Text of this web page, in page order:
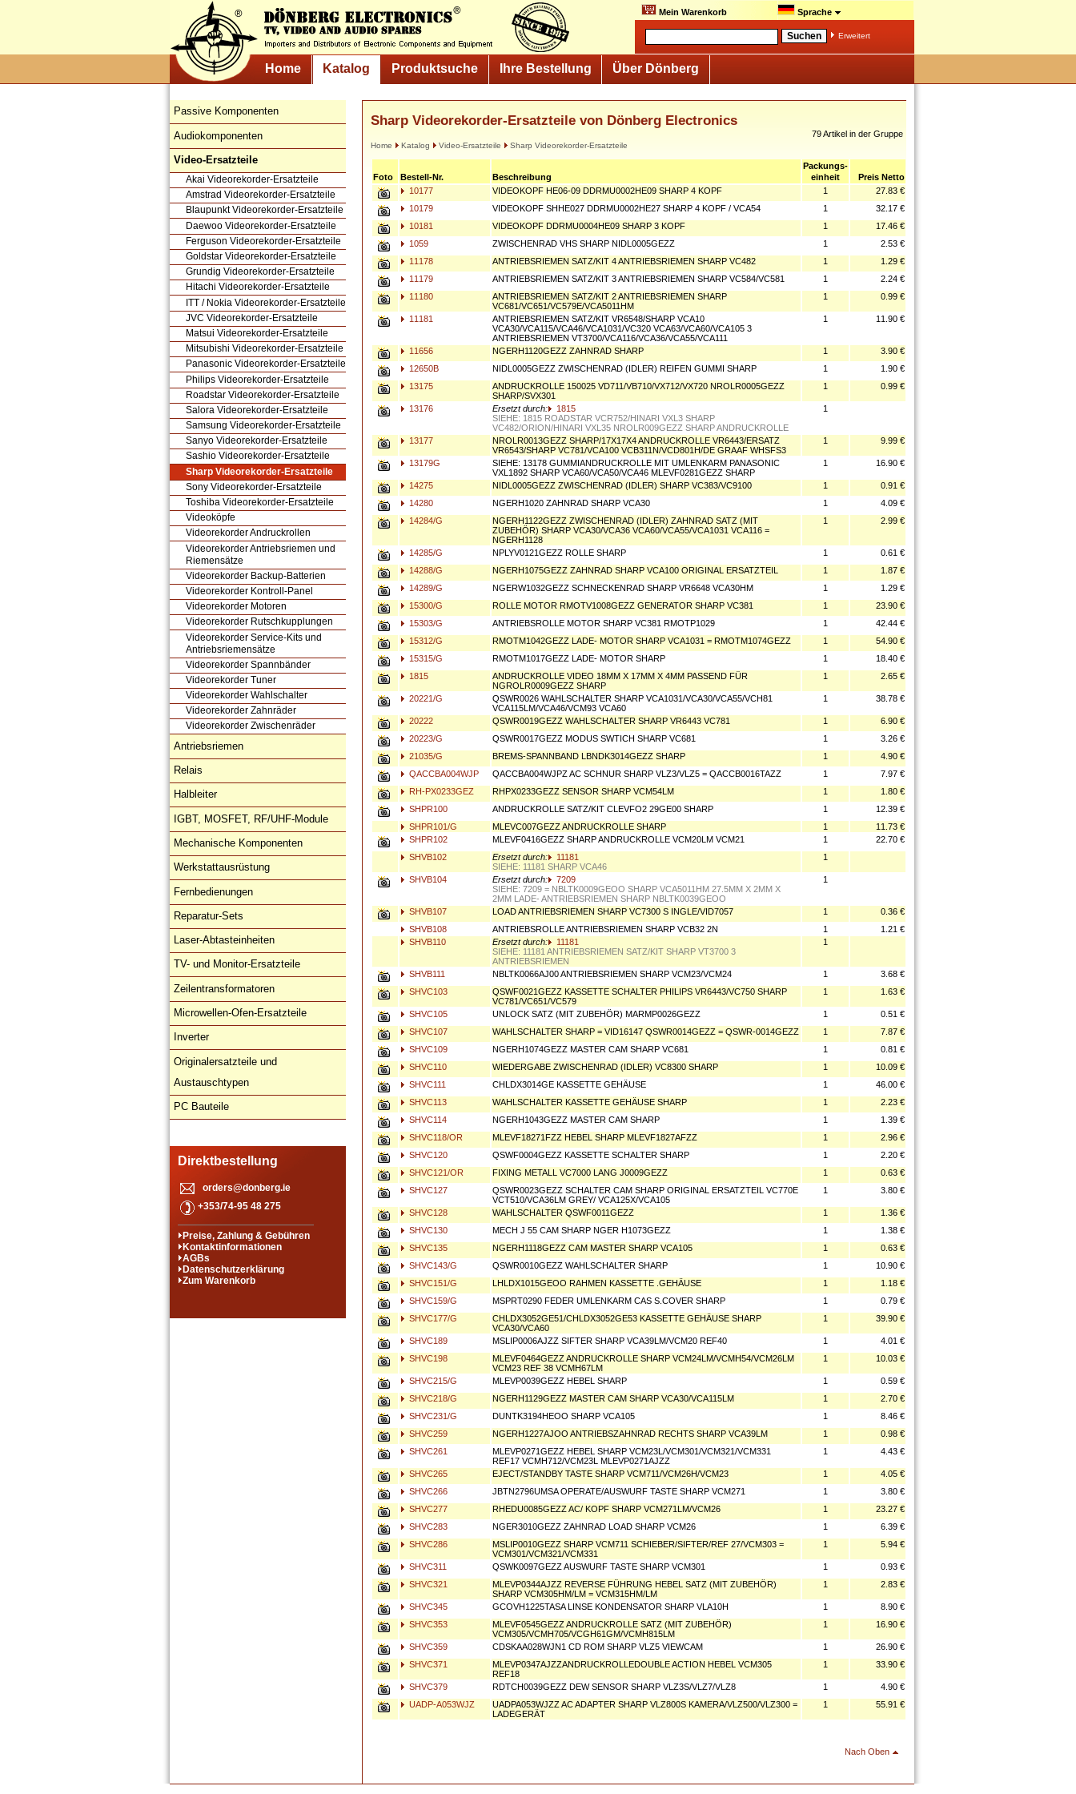
Mein Warenkorb Sprache
Erweitert
Home Katalog Produktsuche Ihre Bestellung Über Dönberg
Passive Komponenten
Audiokomponenten
Video-Ersatzteile
Akai Videorekorder-Ersatzteile
Amstrad Videorekorder-Ersatzteile
Blaupunkt Videorekorder-Ersatzteile
Daewoo Videorekorder-Ersatzteile
Ferguson Videorekorder-Ersatzteile
Goldstar Videorekorder-Ersatzteile
Grundig Videorekorder-Ersatzteile
Hitachi Videorekorder-Ersatzteile
ITT / Nokia Videorekorder-Ersatzteile
JVC Videorekorder-Ersatzteile
Matsui Videorekorder-Ersatzteile
Mitsubishi Videorekorder-Ersatzteile
Panasonic Videorekorder-Ersatzteile
Philips Videorekorder-Ersatzteile
Roadstar Videorekorder-Ersatzteile
Salora Videorekorder-Ersatzteile
Samsung Videorekorder-Ersatzteile
Sanyo Videorekorder-Ersatzteile
Sashio Videorekorder-Ersatzteile
Sharp Videorekorder-Ersatzteile
Sony Videorekorder-Ersatzteile
Toshiba Videorekorder-Ersatzteile
Videoköpfe
Videorekorder Andruckrollen
Videorekorder Antriebsriemen und
Riemensätze
Videorekorder Backup-Batterien
Videorekorder Kontroll-Panel
Videorekorder Motoren
Videorekorder Rutschkupplungen
Videorekorder Service-Kits und
Antriebsriemensätze
Videorekorder Spannbänder
Videorekorder Tuner
Videorekorder Wahlschalter
Videorekorder Zahnräder
Videorekorder Zwischenräder
Antriebsriemen
Relais
Halbleiter
IGBT, MOSFET, RF/UHF-Module
Mechanische Komponenten
Werkstattausrüstung
Fernbedienungen
Reparatur-Sets
Laser-Abtasteinheiten
TV- und Monitor-Ersatzteile
Zeilentransformatoren
Microwellen-Ofen-Ersatzteile
Inverter
Originalersatzteile und
Austauschtypen
PC Bauteile
Direktbestellung
orders@donberg.ie
+353/74-95 48 275
Preise, Zahlung & Gebühren
Kontaktinformationen
AGBs
Datenschutzerklärung
Zum Warenkorb
Sharp Videorekorder-Ersatzteile von Dönberg Electronics
Home Katalog Video-Ersatzteile Sharp Videorekorder-Ersatzteile
79 Artikel in der Gruppe
Foto Bestell-Nr. Beschreibung
Packungs-
einheit
Preis Netto
10177
VIDEOKOPF HE06-09 DDRMU0002HE09 SHARP 4 KOPF 1
27.83 €
10179
VIDEOKOPF SHHE027 DDRMU0002HE27 SHARP 4 KOPF / VCA54 1
32.17 €
10181
VIDEOKOPF DDRMU0004HE09 SHARP 3 KOPF 1
17.46 €
1059
ZWISCHENRAD VHS SHARP NIDL0005GEZZ 1
2.53 €
11178
ANTRIEBSRIEMEN SATZ/KIT 4 ANTRIEBSRIEMEN SHARP VC482 1
1.29 €
11179
ANTRIEBSRIEMEN SATZ/KIT 3 ANTRIEBSRIEMEN SHARP VC584/VC581 1
2.24 €
11180
ANTRIEBSRIEMEN SATZ/KIT 2 ANTRIEBSRIEMEN SHARP
VC681/VC651/VC579E/VCA5011HM
1 0.99 €
11181
ANTRIEBSRIEMEN SATZ/KIT VR6548/SHARP VCA10
VCA30/VCA115/VCA46/VCA1031/VC320 VCA63/VCA60/VCA105 3
ANTRIEBSRIEMEN VT3700/VCA116/VCA36/VCA55/VCA111
1 11.90 €
11656 NGERH1120GEZZ ZAHNRAD SHARP 1
3.90 €
12650B
NIDL0005GEZZ ZWISCHENRAD (IDLER) REIFEN GUMMI SHARP 1
1.90 €
13175
ANDRUCKROLLE 150025 VD711/VB710/VX712/VX720 NROLR0005GEZZ
SHARP/SVX301
1 0.99 €
13176 Ersetzt durch:
1815
SIEHE: 1815 ROADSTAR VCR752/HINARI VXL3 SHARP
VC482/ORION/HINARI VXL35 NROLR009GEZZ SHARP ANDRUCKROLLE
1
13177
NROLR0013GEZZ SHARP/17X17X4 ANDRUCKROLLE VR6443/ERSATZ
VR6543/SHARP VC781/VCA100 VCB311N/VCD801H/DE GRAAF WHSFS3
1 9.99 €
13179G
SIEHE: 13178 GUMMIANDRUCKROLLE MIT UMLENKARM PANASONIC
VXL1892 SHARP VCA60/VCA50/VCA46 MLEVF0281GEZZ SHARP
1 16.90 €
14275 NIDL0005GEZZ ZWISCHENRAD (IDLER) SHARP VC383/VC9100 1
0.91 €
14280
NGERH1020 ZAHNRAD SHARP VCA30 1
4.09 €
14284/G
NGERH1122GEZZ ZWISCHENRAD (IDLER) ZAHNRAD SATZ (MIT
ZUBEHÖR) SHARP VCA30/VCA36 VCA60/VCA55/VCA1031 VCA116 =
NGERH1128
1 2.99 €
14285/G NPLYV0121GEZZ ROLLE SHARP 1
0.61 €
14288/G
NGERH1075GEZZ ZAHNRAD SHARP VCA100 ORIGINAL ERSATZTEIL 1
1.87 €
14289/G
NGERW1032GEZZ SCHNECKENRAD SHARP VR6648 VCA30HM 1
1.29 €
15300/G
ROLLE MOTOR RMOTV1008GEZZ GENERATOR SHARP VC381 1
23.90 €
15303/G
ANTRIEBSROLLE MOTOR SHARP VC381 RMOTP1029 1
42.44 €
15312/G
RMOTM1042GEZZ LADE- MOTOR SHARP VCA1031 = RMOTM1074GEZZ 1
54.90 €
15315/G
RMOTM1017GEZZ LADE- MOTOR SHARP 1
18.40 €
1815
ANDRUCKROLLE VIDEO 18MM X 17MM X 4MM PASSEND FÜR
NGROLR0009GEZZ SHARP
1 2.65 €
20221/G
QSWR0026 WAHLSCHALTER SHARP VCA1031/VCA30/VCA55/VCH81
VCA115LM/VCA46/VCM93 VCA60
1 38.78 €
20222 QSWR0019GEZZ WAHLSCHALTER SHARP VR6443 VC781 1
6.90 €
20223/G
QSWR0017GEZZ MODUS SWTICH SHARP VC681 1
3.26 €
21035/G
BREMS-SPANNBAND LBNDK3014GEZZ SHARP 1
4.90 €
QACCBA004WJP
QACCBA004WJPZ AC SCHNUR SHARP VLZ3/VLZ5 = QACCB0016TAZZ 1
7.97 €
RH-PX0233GEZ
RHPX0233GEZZ SENSOR SHARP VCM54LM 1
1.80 €
SHPR100
ANDRUCKROLLE SATZ/KIT CLEVFO2 29GE00 SHARP 1
12.39 €
SHPR101/G
MLEVC007GEZZ ANDRUCKROLLE SHARP 1
11.73 €
SHPR102
MLEVF0416GEZZ SHARP ANDRUCKROLLE VCM20LM VCM21 1
22.70 €
SHVB102
Ersetzt durch:
11181
SIEHE: 11181 SHARP VCA46
1
SHVB104 Ersetzt durch:
7209
SIEHE: 7209 = NBLTK0009GEOO SHARP VCA5011HM 27.5MM X 2MM X
2MM LADE- ANTRIEBSRIEMEN SHARP NBLTK0039GEOO
1
SHVB107 LOAD ANTRIEBSRIEMEN SHARP VC7300 S INGLE/VID7057 1
0.36 €
SHVB108
ANTRIEBSROLLE ANTRIEBSRIEMEN SHARP VCB32 2N 1
1.21 €
SHVB110
Ersetzt durch:
11181
SIEHE: 11181 ANTRIEBSRIEMEN SATZ/KIT SHARP VT3700 3
ANTRIEBSRIEMEN
1
SHVB111 NBLTK0066AJ00 ANTRIEBSRIEMEN SHARP VCM23/VCM24 1
3.68 €
SHVC103
QSWF0021GEZZ KASSETTE SCHALTER PHILIPS VR6443/VC750 SHARP
VC781/VC651/VC579
1 1.63 €
SHVC105 UNLOCK SATZ (MIT ZUBEHÖR) MARMP0026GEZZ 1
0.51 €
SHVC107
WAHLSCHALTER SHARP = VID16147 QSWR0014GEZZ = QSWR-0014GEZZ 1
7.87 €
SHVC109
NGERH1074GEZZ MASTER CAM SHARP VC681 1
0.81 €
SHVC110
WIEDERGABE ZWISCHENRAD (IDLER) VC8300 SHARP 1
10.09 €
SHVC111
CHLDX3014GE KASSETTE GEHÄUSE 1
46.00 €
SHVC113
WAHLSCHALTER KASSETTE GEHÄUSE SHARP 1
2.23 €
SHVC114
NGERH1043GEZZ MASTER CAM SHARP 1
1.39 €
SHVC118/OR
MLEVF18271FZZ HEBEL SHARP MLEVF1827AFZZ 1
2.96 €
SHVC120
QSWF0004GEZZ KASSETTE SCHALTER SHARP 1
2.20 €
SHVC121/OR
FIXING METALL VC7000 LANG J0009GEZZ 1
0.63 €
SHVC127
QSWR0023GEZZ SCHALTER CAM SHARP ORIGINAL ERSATZTEIL VC770E
VCT510/VCA36LM GREY/ VCA125X/VCA105
1 3.80 €
SHVC128 WAHLSCHALTER QSWF0011GEZZ 1
1.36 €
SHVC130
MECH J 55 CAM SHARP NGER H1073GEZZ 1
1.38 €
SHVC135
NGERH1118GEZZ CAM MASTER SHARP VCA105 1
0.63 €
SHVC143/G
QSWR0010GEZZ WAHLSCHALTER SHARP 1
10.90 €
SHVC151/G
LHLDX1015GEOO RAHMEN KASSETTE .GEHÄUSE 1
1.18 €
SHVC159/G
MSPRT0290 FEDER UMLENKARM CAS S.COVER SHARP 1
0.79 €
SHVC177/G
CHLDX3052GE51/CHLDX3052GE53 KASSETTE GEHÄUSE SHARP
VCA30/VCA60
1 39.90 €
SHVC189 MSLIP0006AJZZ SIFTER SHARP VCA39LM/VCM20 REF40 1
4.01 €
SHVC198
MLEVF0464GEZZ ANDRUCKROLLE SHARP VCM24LM/VCMH54/VCM26LM
VCM23 REF 38 VCMH67LM
1 10.03 €
SHVC215/G MLEVP0039GEZZ HEBEL SHARP 1
0.59 €
SHVC218/G
NGERH1129GEZZ MASTER CAM SHARP VCA30/VCA115LM 1
2.70 €
SHVC231/G
DUNTK3194HEOO SHARP VCA105 1
8.46 €
SHVC259
NGERH1227AJOO ANTRIEBSZAHNRAD RECHTS SHARP VCA39LM 1
0.98 €
SHVC261
MLEVP0271GEZZ HEBEL SHARP VCM23L/VCM301/VCM321/VCM331
REF17 VCMH712/VCM23L MLEVP0271AJZZ
1 4.43 €
SHVC265 EJECT/STANDBY TASTE SHARP VCM711/VCM26H/VCM23 1
4.05 €
SHVC266
JBTN2796UMSA OPERATE/AUSWURF TASTE SHARP VCM271 1
3.80 €
SHVC277
RHEDU0085GEZZ AC/ KOPF SHARP VCM271LM/VCM26 1
23.27 €
SHVC283
NGER3010GEZZ ZAHNRAD LOAD SHARP VCM26 1
6.39 €
SHVC286
MSLIP0010GEZZ SHARP VCM711 SCHIEBER/SIFTER/REF 27/VCM303 =
VCM301/VCM321/VCM331
1 5.94 €
SHVC311 QSWK0097GEZZ AUSWURF TASTE SHARP VCM301 1
0.93 €
SHVC321
MLEVP0344AJZZ REVERSE FÜHRUNG HEBEL SATZ (MIT ZUBEHÖR)
SHARP VCM305HM/LM = VCM315HM/LM
1 2.83 €
SHVC345 GCOVH1225TASA LINSE KONDENSATOR SHARP VLA10H 1
8.90 €
SHVC353
MLEVF0545GEZZ ANDRUCKROLLE SATZ (MIT ZUBEHÖR)
VCM305/VCMH705/VCGH61GM/VCMH815LM
1 16.90 €
SHVC359 CDSKAA028WJN1 CD ROM SHARP VLZ5 VIEWCAM 1
26.90 €
SHVC371
MLEVP0347AJZZANDRUCKROLLEDOUBLE ACTION HEBEL VCM305
REF18
1 33.90 €
SHVC379 RDTCH0039GEZZ DEW SENSOR SHARP VLZ3S/VLZ7/VLZ8 1
4.90 €
UADP-A053WJZ
UADPA053WJZZ AC ADAPTER SHARP VLZ800S KAMERA/VLZ500/VLZ300 =
LADEGERÄT
1 55.91 €
Nach Oben